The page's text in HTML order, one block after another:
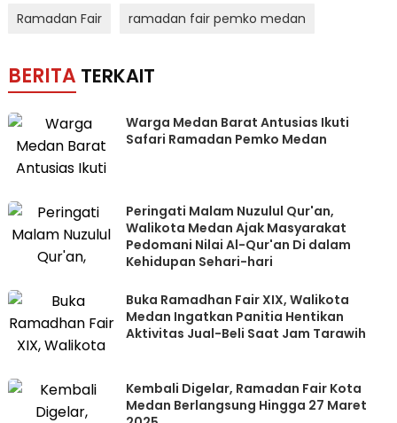
Ramadan Fair ramadan fair pemko medan
BERITA TERKAIT
Warga Medan Barat Antusias Ikuti
Safari Ramadan Pemko Medan
Peringati Malam Nuzulul Qur'an,
Walikota Medan Ajak Masyarakat
Pedomani Nilai Al-Qur'an Di dalam
Kehidupan Sehari-hari
Buka Ramadhan Fair XIX, Walikota
Medan Ingatkan Panitia Hentikan
Aktivitas Jual-Beli Saat Jam Tarawih
Kembali Digelar, Ramadan Fair Kota
Medan Berlangsung Hingga 27 Maret